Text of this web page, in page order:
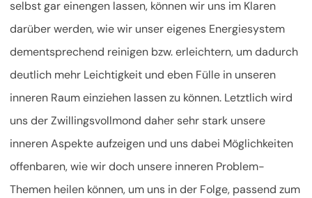
selbst gar einengen lassen, können wir uns im Klaren
darüber werden, wie wir unser eigenes Energiesystem
dementsprechend reinigen bzw. erleichtern, um dadurch
deutlich mehr Leichtigkeit und eben Fülle in unseren
inneren Raum einziehen lassen zu können. Letztlich wird
uns der Zwillingsvollmond daher sehr stark unsere
inneren Aspekte aufzeigen und uns dabei Möglichkeiten
offenbaren, wie wir doch unsere inneren Problem-
Themen heilen können, um uns in der Folge, passend zum